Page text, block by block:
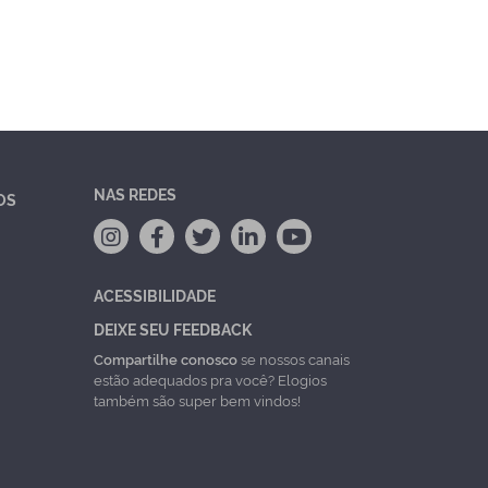
NAS REDES
ACESSIBILIDADE
DEIXE SEU FEEDBACK
Compartilhe conoscose nossos canais
estão adequados pra você? Elogios
também são super bem vindos!